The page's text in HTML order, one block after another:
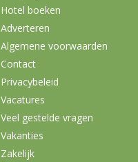
Hotel boeken
Adverteren
Algemene voorwaarden
Contact
Privacybeleid
Vacatures
Veel gestelde vragen
Vakanties
Zakelijk